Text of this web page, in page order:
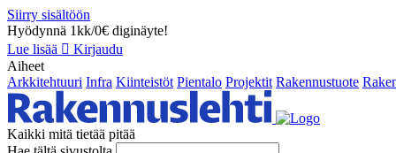
Siirry sisältöön
Hyödynnä 1kk/0€ diginäyte!
Lue lisää
Kirjaudu
Aiheet
Arkkitehtuuri Infra Kiinteistöt Pientalo Projektit Rakennustuote
Kaikki mitä tietää pitää